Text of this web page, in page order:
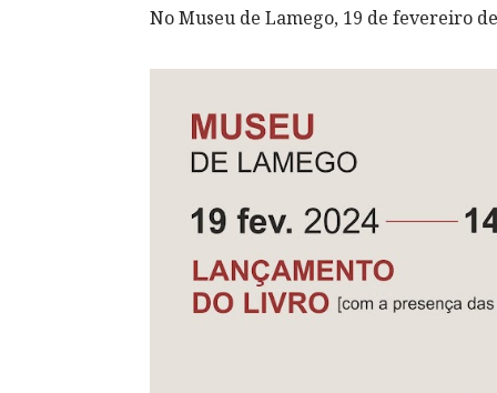
No Museu de Lamego, 19 de fevereiro